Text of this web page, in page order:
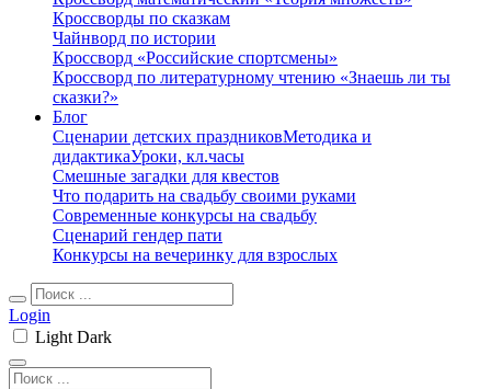
Кроссворды по сказкам
Чайнворд по истории
Кроссворд «Российские спортсмены»
Кроссворд по литературному чтению «Знаешь ли ты
сказки?»
Блог
Сценарии детских праздниковМетодика и
дидактикаУроки, кл.часы
Смешные загадки для квестов
Что подарить на свадьбу своими руками
Современные конкурсы на свадьбу
Сценарий гендер пати
Конкурсы на вечеринку для взрослых
Login
Light Dark